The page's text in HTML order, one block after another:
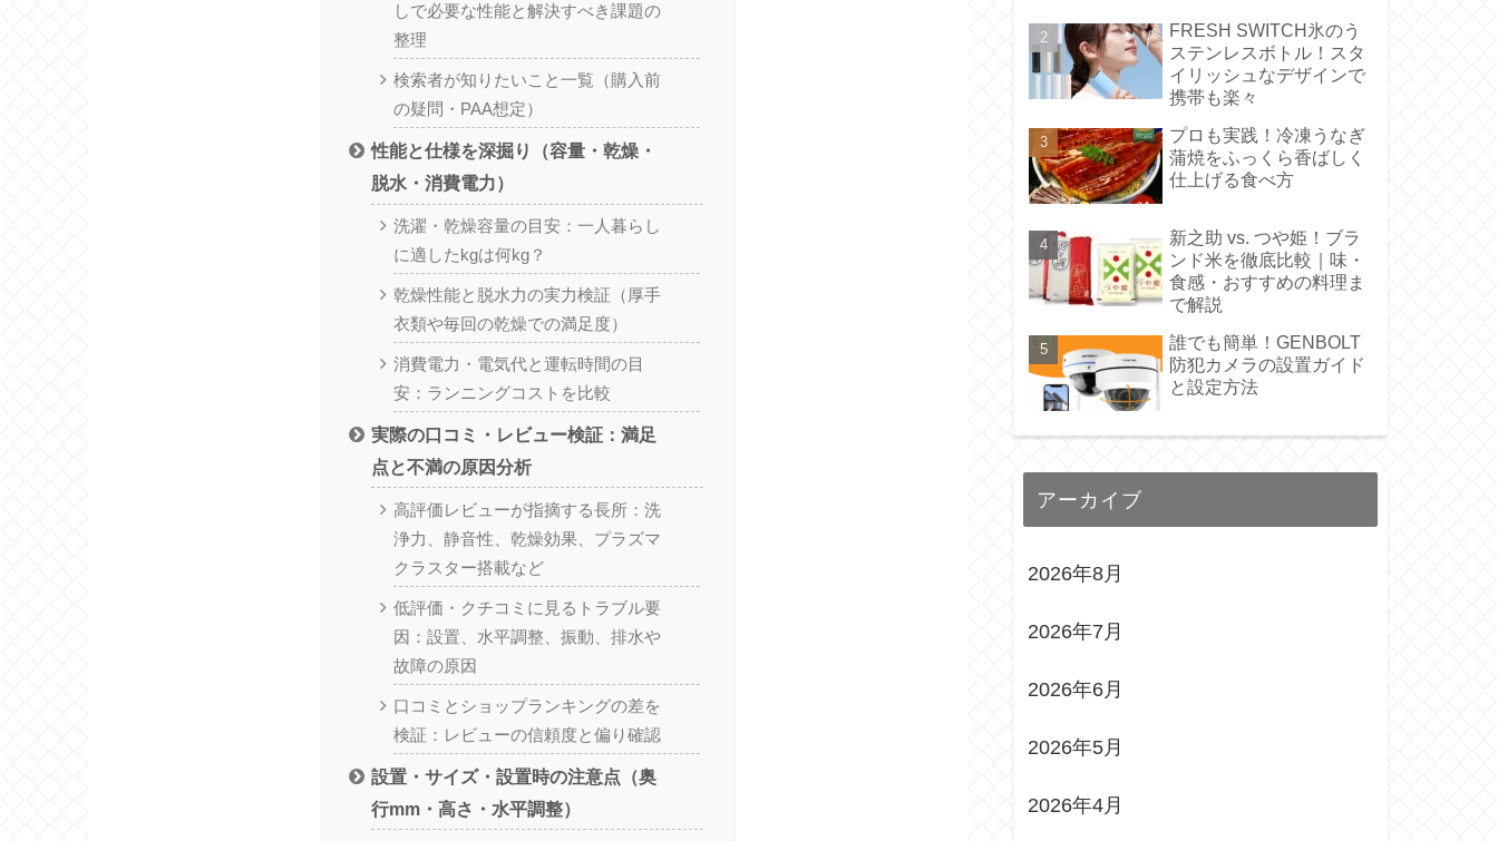
しで必要な性能と解決すべき課題の
整理
検索者が知りたいこと一覧（購入前
の疑問・PAA想定）
性能と仕様を深掘り（容量・乾燥・
脱水・消費電力）
洗濯・乾燥容量の目安：一人暮らし
に適したkgは何kg？
乾燥性能と脱水力の実力検証（厚手
衣類や毎回の乾燥での満足度）
消費電力・電気代と運転時間の目
安：ランニングコストを比較
実際の口コミ・レビュー検証：満足
点と不満の原因分析
高評価レビューが指摘する長所：洗
浄力、静音性、乾燥効果、プラズマ
クラスター搭載など
低評価・クチコミに見るトラブル要
因：設置、水平調整、振動、排水や
故障の原因
口コミとショップランキングの差を
検証：レビューの信頼度と偏り確認
設置・サイズ・設置時の注意点（奥
行mm・高さ・水平調整）
FRESH SWITCH氷のう
ステンレスボトル！スタ
イリッシュなデザインで
携帯も楽々
プロも実践！冷凍うなぎ
蒲焼をふっくら香ばしく
仕上げる食べ方
新之助 vs. つや姫！ブラ
ンド米を徹底比較｜味・
食感・おすすめの料理ま
で解説
誰でも簡単！GENBOLT
防犯カメラの設置ガイド
と設定方法
アーカイブ
2026年8月
2026年7月
2026年6月
2026年5月
2026年4月